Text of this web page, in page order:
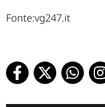
Fonte:vg247.it